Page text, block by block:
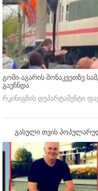
გომი-აგარის მონაკვეთზე
გაუჩნდა
რკინიგზის დეპარტამენტი
გასული თვის